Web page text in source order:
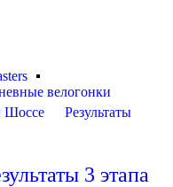
велогонки
Шоссе
Результаты
3 этапа